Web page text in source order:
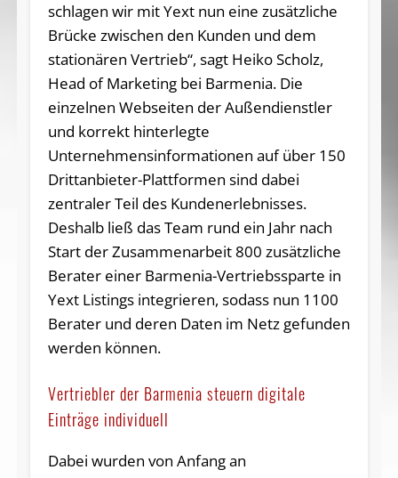
schlagen wir mit Yext nun eine zusätzliche
Brücke zwischen den Kunden und dem
stationären Vertrieb“, sagt Heiko Scholz,
Head of Marketing bei Barmenia. Die
einzelnen Webseiten der Außendienstler
und korrekt hinterlegte
Unternehmensinformationen auf über 150
Drittanbieter-Plattformen sind dabei
zentraler Teil des Kundenerlebnisses.
Deshalb ließ das Team rund ein Jahr nach
Start der Zusammenarbeit 800 zusätzliche
Berater einer Barmenia-Vertriebssparte in
Yext Listings integrieren, sodass nun 1100
Berater und deren Daten im Netz gefunden
werden können.
Vertriebler der Barmenia steuern digitale
Einträge individuell
Dabei wurden von Anfang an